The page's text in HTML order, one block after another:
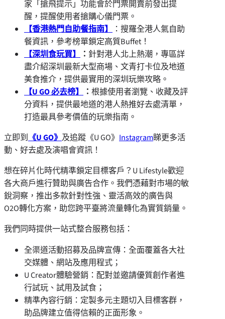
家「搶飛提示」功能會於門票開賣前發出提
醒，提醒使用者搶購心儀門票。
【香港熱門自助餐指南】
：搜羅全港人氣自助
餐資訊，參考榜單鎖定高質Buffet！
【深圳食玩買】
： 針對港人北上熱潮，專區詳
盡介紹深圳最新大型商場、文青打卡位及地道
美食推介，提供最實用的深圳玩樂攻略。
【U GO必去榜】 ： 根據使用者瀏覽、收藏及評
分資料，提供最地道的港人熱推好去處清單，
打造最具參考價值的玩樂指南。
立即到 《U GO》 及追蹤《U GO》 Instagram睇更多活
動、好去處及演唱會資訊！
想在碎片化時代精準鎖定目標客戶？U Lifestyle歡迎
各大商戶進行贊助與廣告合作。我們憑藉對市場的敏
銳洞察，推出多款針對性強、靈活高效的廣告與
O2O轉化方案，助您跨平臺將流量轉化為實質銷量。
我們同時提供一站式整合服務包括：
全渠道活動招募及品牌宣傳：全面覆蓋各大社
交媒體、網站及應用程式；
U Creator體驗營銷：配對並邀請優質創作者進
行試玩、試用及試食；
精準內容行銷：定製多元主題切入目標客群，
助品牌建立值得信賴的正面形象。